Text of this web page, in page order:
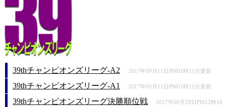
39thチャンピオンズリーグ-A2 2017年09月11日PM01時11分更新
39thチャンピオンズリーグ-A1 2017年09月11日PM01時11分更新
39thチャンピオンズリーグ決勝順位戦 2017年08月28日PM12時16